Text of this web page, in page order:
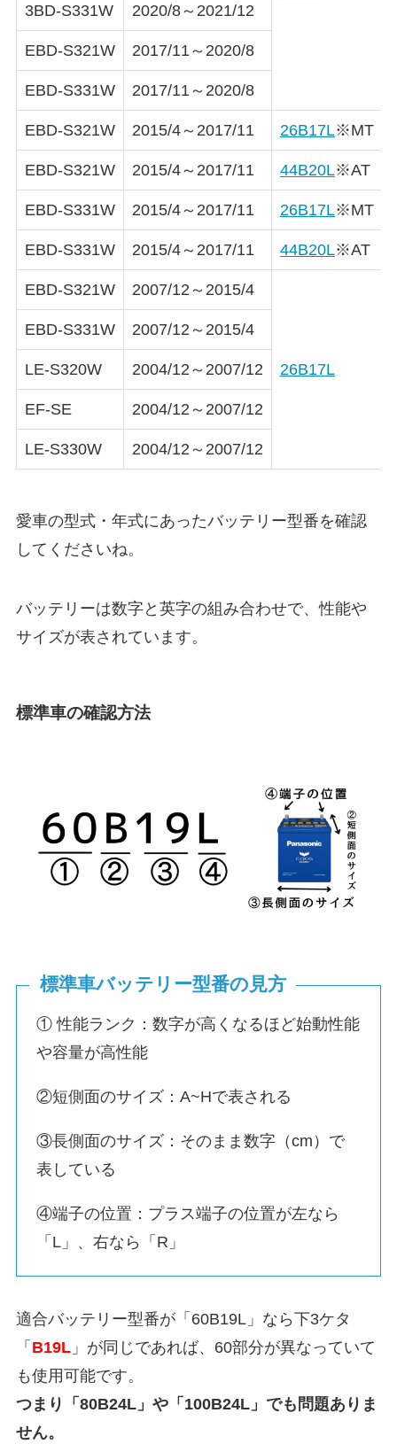
3BD-S331W 2020/8～2021/12
EBD-S321W 2017/11～2020/8
EBD-S331W 2017/11～2020/8
EBD-S321W 2015/4～2017/11 26B17L※MT
EBD-S321W 2015/4～2017/11 44B20L※AT
EBD-S331W 2015/4～2017/11 26B17L※MT
EBD-S331W 2015/4～2017/11 44B20L※AT
EBD-S321W 2007/12～2015/4
26B17L
EBD-S331W 2007/12～2015/4
LE-S320W 2004/12～2007/12
EF-SE 2004/12～2007/12
LE-S330W 2004/12～2007/12
愛車の型式・年式にあったバッテリー型番を確認
してくださいね。
バッテリーは数字と英字の組み合わせで、性能や
サイズが表されています。
標準車の確認方法
標準車バッテリー型番の見方
① 性能ランク：数字が高くなるほど始動性能
や容量が高性能
②短側面のサイズ：A~Hで表される
③長側面のサイズ：そのまま数字（cm）で
表している
④端子の位置：プラス端子の位置が左なら
「L」、右なら「R」
適合バッテリー型番が「60B19L」なら下3ケタ
「 B19L」が同じであれば、60部分が異なっていて
も使用可能です。
つまり「80B24L」や「100B24L」でも問題ありま
せん。